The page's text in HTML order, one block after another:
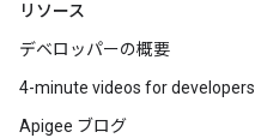
リソース
デベロッパーの概要
4-minute videos for developers
Apigee ブログ